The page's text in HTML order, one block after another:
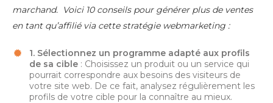
marchand. Voici 10 conseils pour générer plus de ventes
en tant qu’affilié via cette stratégie webmarketing :
1. Sélectionnez un programme adapté aux profils
de sa cible : Choisissez un produit ou un service qui
pourrait correspondre aux besoins des visiteurs de
votre site web. De ce fait, analysez régulièrement les
profils de votre cible pour la connaître au mieux.